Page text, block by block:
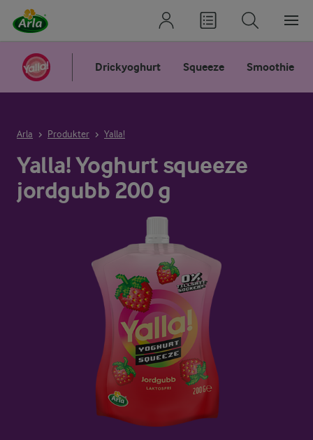
Drickyoghurt Squeeze Smoothie
Arla Produkter Yalla!
Yalla! Yoghurt squeeze
jordgubb 200 g